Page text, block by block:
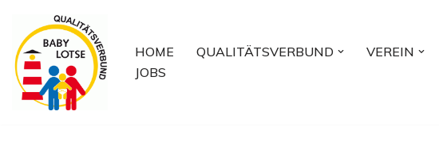
Zum
Inhalt
springen
HOME QUALITÄTSVERBUND VEREIN
JOBS